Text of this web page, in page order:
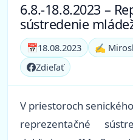
6.8.-18.8.2023 –
sústredenie
📅18.08.2023 ✍️
Zdieľať
V priestoroch
reprezentačné